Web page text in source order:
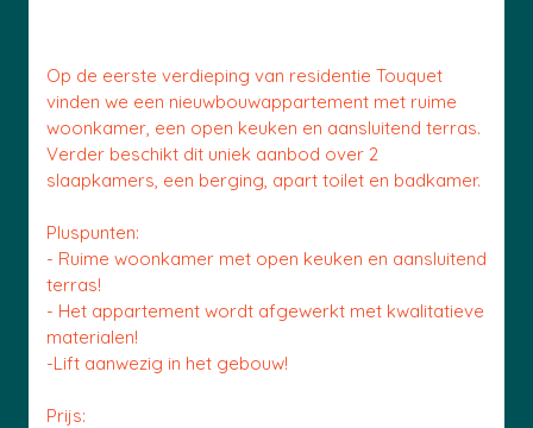
Op de eerste verdieping van residentie Touquet
vinden we een nieuwbouwappartement met ruime
woonkamer, een open keuken en aansluitend terras.
Verder beschikt dit uniek aanbod over 2
slaapkamers, een berging, apart toilet en badkamer.
Pluspunten:
- Ruime woonkamer met open keuken en aansluitend
terras!
- Het appartement wordt afgewerkt met kwalitatieve
materialen!
-Lift aanwezig in het gebouw!
Prijs: